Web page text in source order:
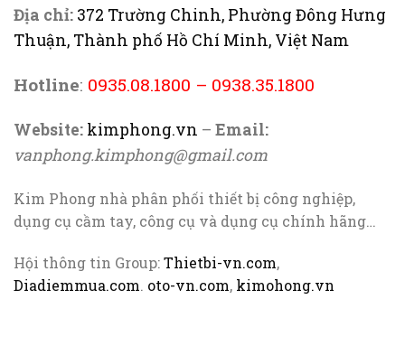
Địa chỉ: 372 Trường Chinh, Phường Đông Hưng
Thuận, Thành phố Hồ Chí Minh, Việt Nam
Hotline: 0935.08.1800 – 0938.35.1800
Website: kimphong.vn – Email:
vanphong.kimphong@gmail.com
Kim Phong nhà phân phối thiết bị công nghiệp,
dụng cụ cầm tay, công cụ và dụng cụ chính hãng…
Hội thông tin Group:Thietbi-vn.com,
Diadiemmua.com. oto-vn.com, kimohong.vn